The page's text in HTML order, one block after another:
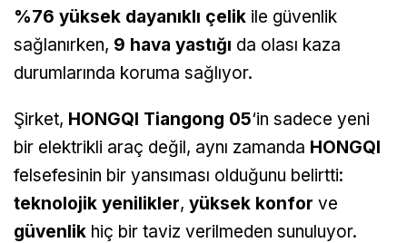
%76 yüksek dayanıklı çelik ile güvenlik
sağlanırken, 9 hava yastığı da olası kaza
durumlarında koruma sağlıyor.
Şirket, HONGQI Tiangong 05‘in sadece yeni
bir elektrikli araç değil, aynı zamanda HONGQI
felsefesinin bir yansıması olduğunu belirtti:
teknolojik yenilikler, yüksek konfor ve
güvenlik hiç bir taviz verilmeden sunuluyor.